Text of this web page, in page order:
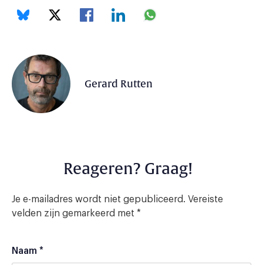
Gerard Rutten
Reageren? Graag!
Je e-mailadres wordt niet gepubliceerd. Vereiste
velden zijn gemarkeerd met *
Naam *